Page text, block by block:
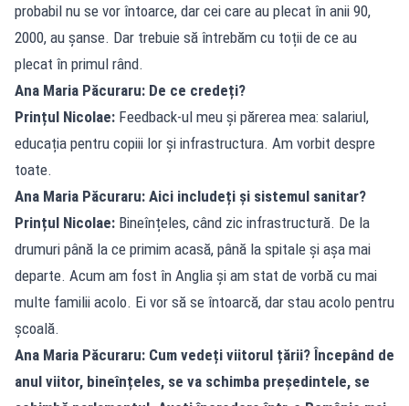
probabil nu se vor întoarce, dar cei care au plecat în anii 90,
2000, au șanse. Dar trebuie să întrebăm cu toții de ce au
plecat în primul rând.
Ana Maria Păcuraru: De ce credeți?
Prințul Nicolae: Feedback-ul meu și părerea mea: salariul,
educația pentru copiii lor și infrastructura. Am vorbit despre
toate.
Ana Maria Păcuraru: Aici includeți și sistemul sanitar?
Prințul Nicolae: Bineînțeles, când zic infrastructură. De la
drumuri până la ce primim acasă, până la spitale și așa mai
departe. Acum am fost în Anglia și am stat de vorbă cu mai
multe familii acolo. Ei vor să se întoarcă, dar stau acolo pentru
școală.
Ana Maria Păcuraru: Cum vedeți viitorul țării? Începând de
anul viitor, bineînțeles, se va schimba președintele, se